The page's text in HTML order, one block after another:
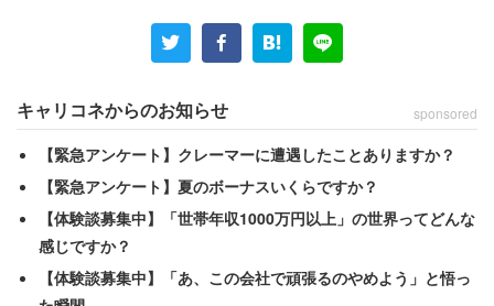
キャリコネからのお知らせ sponsored
【緊急アンケート】クレーマーに遭遇したことありますか？
【緊急アンケート】夏のボーナスいくらですか？
【体験談募集中】「世帯年収1000万円以上」の世界ってどんな
感じですか？
【体験談募集中】「あ、この会社で頑張るのやめよう」と悟っ